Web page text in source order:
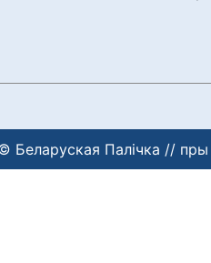
Беларуская Палічка // пры